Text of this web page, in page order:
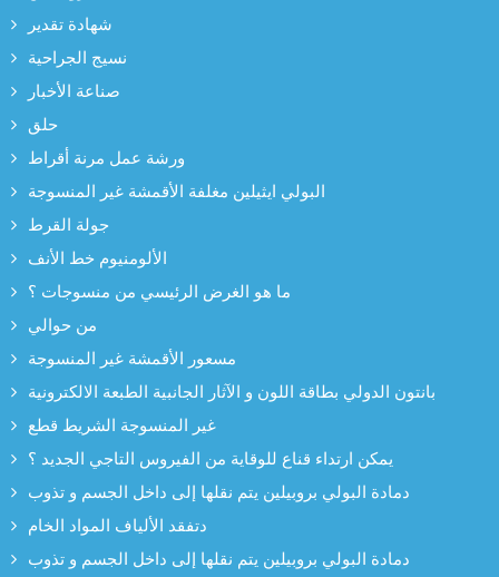
شهادة تقدير
نسيج الجراحية
صناعة الأخبار
حلق
ورشة عمل مرنة أقراط
البولي ايثيلين مغلفة الأقمشة غير المنسوجة
جولة القرط
الألومنيوم خط الأنف
ما هو الغرض الرئيسي من منسوجات ؟
من حوالي
مسعور الأقمشة غير المنسوجة
بانتون الدولي بطاقة اللون و الآثار الجانبية الطبعة الالكترونية
غير المنسوجة الشريط قطع
يمكن ارتداء قناع للوقاية من الفيروس التاجي الجديد ؟
دمادة البولي بروبيلين يتم نقلها إلى داخل الجسم و تذوب
دتفقد الألياف المواد الخام
دمادة البولي بروبيلين يتم نقلها إلى داخل الجسم و تذوب